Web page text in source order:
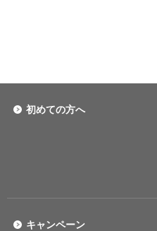
初めての方へ
キャンペーン